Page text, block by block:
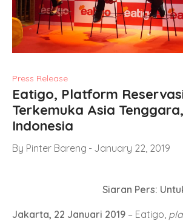
Press Release
Eatigo, Platform
Terkemuka Asia
Indonesia
By Pinter Bareng January 22, 2019
Siaran Pers:
Jakarta, 22 Januari 2019 – Eatigo,